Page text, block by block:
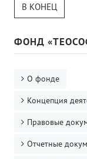
В КОНЕЦ
ФОНД
О фонде
Концепция
Правовые
Отчетные